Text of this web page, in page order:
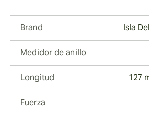
Brand Isla
Medidor de anillo
Longitud 127
Fuerza